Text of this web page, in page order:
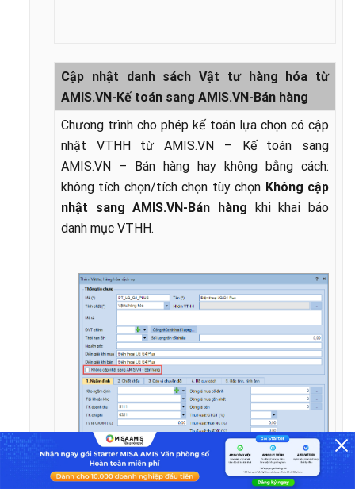
Cập nhật danh sách Vật tư hàng hóa từ
AMIS.VN-Kế toán sang AMIS.VN-Bán hàng
Chương trình cho phép kế toán lựa chọn có cập
nhật VTHH từ AMIS.VN – Kế toán sang
AMIS.VN – Bán hàng hay không bằng cách:
không tích chọn/tích chọn tùy chọn Không cập
nhật sang AMIS.VN-Bán hàng
khi khai báo
danh mục VTHH.